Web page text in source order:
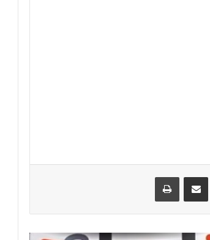
مشاركة عبر البريد طباعة
النادي